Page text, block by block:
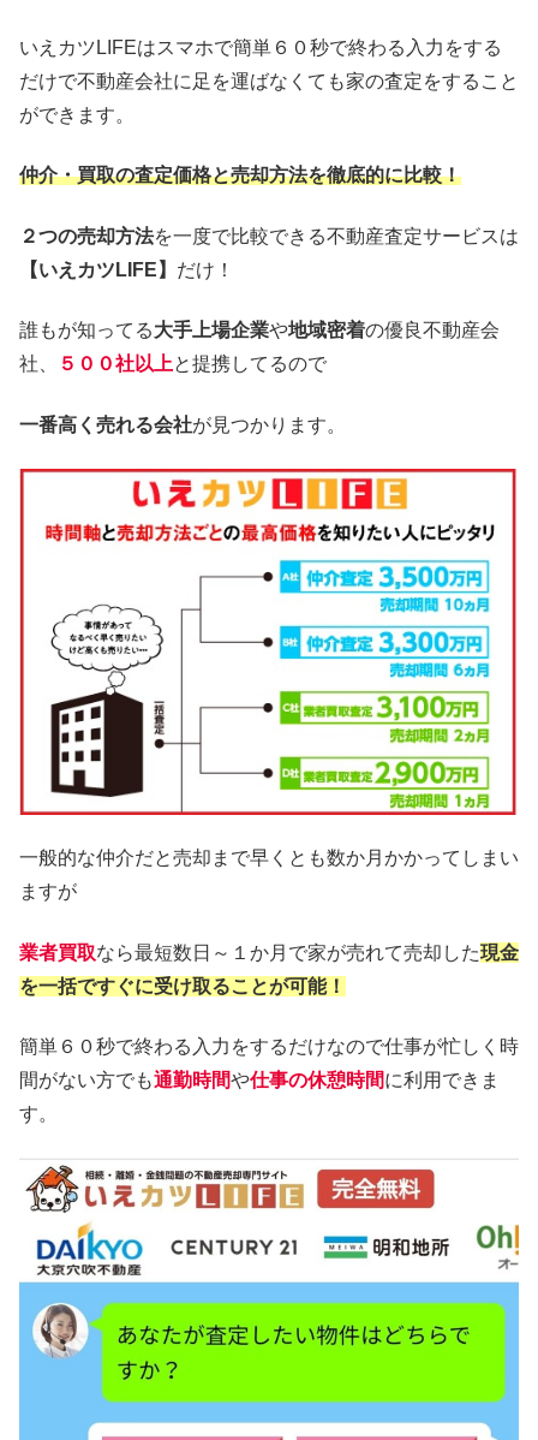
いえカツLIFEはスマホで簡単６０秒で終わる入力をする
だけで不動産会社に足を運ばなくても家の査定をすること
ができます。
仲介・買取の査定価格と売却方法を徹底的に比較！
２つの売却方法を一度で比較できる不動産査定サービスは
【いえカツLIFE】 だけ！
誰もが知ってる大手上場企業や地域密着の優良不動産会
社、
５００社以上と提携してるので
一番高く売れる会社が見つかります。
一般的な仲介だと売却まで早くとも数か月かかってしまい
ますが
業者買取なら最短数日～１か月で家が売れて売却した現金
を一括ですぐに受け取ることが可能！
簡単６０秒で終わる入力をするだけなので仕事が忙しく時
間がない方でも通勤時間や仕事の休憩時間に利用できま
す。